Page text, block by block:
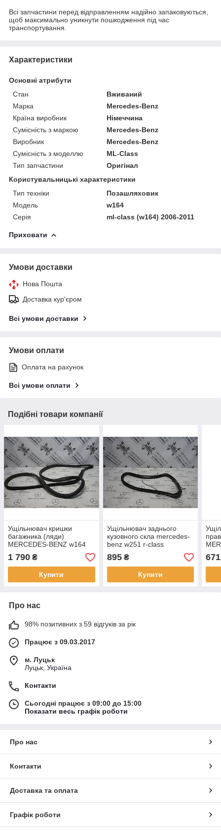
Всі запчастини перед відправленням надійно запаковуються,
щоб максимально уникнути пошкодження під час
транспортування.
Характеристики
Основні атрибути
Стан
Вживаний
Марка
Mercedes-Benz
Країна виробник
Німеччина
Сумісність з маркою
Mercedes-Benz
Виробник
Mercedes-Benz
Сумісність з моделлю
ML-Class
Тип запчастини
Оригінал
Користувальницькі характеристики
Тип техніки
Позашляховик
Модель
w164
Серія
ml-class (w164) 2006-2011
Приховати
Умови доставки
Нова Пошта
Доставка кур'єром
Всі умови доставки
Умови оплати
Оплата на рахунок
Всі умови оплати
Подібні товари компанії
Ущільнювач кришки
багажника (ляди)
MERCEDES-BENZ w164
ml-class
1 790 ₴
Купити
Ущільнювач заднього
кузовного скла mercedes-
benz w251 r-class
(A2517680624)
895₴
Купити
ml-
671
Про нас
98% позитивних з 59 відгуків за рік
Працює з 09.03.2017
м. Луцьк
Луцьк, Україна
Контакти
Сьогодні працює з 09:00 до 15:00
Показати весь графік роботи
Про нас
Контакти
Доставка та оплата
Графік роботи